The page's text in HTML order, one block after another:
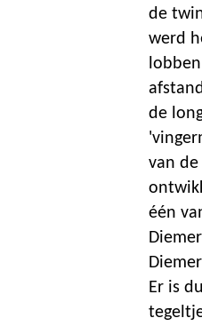
de
werd
de
van
één
Er is